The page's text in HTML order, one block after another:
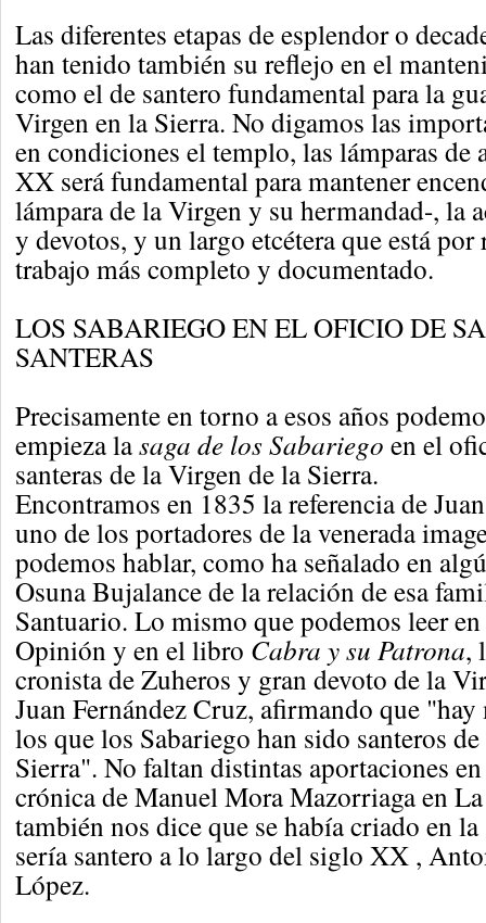
Las diferentes etapas de esplendor o
han tenido también su reflejo en el
como el de santero fundamental para la
Virgen en la Sierra. No digamos las
en condiciones el templo, las lámparas de
XX será fundamental para mantener
lámpara de la Virgen y su hermandad-, la
y devotos, y un largo etcétera que está por
trabajo más completo y documentado.
LOS SABARIEGO EN EL OFICIO DE
SANTERAS
Precisamente en torno a esos años
empieza lasaga de los Sabariego en el
santeras de la Virgen de la Sierra.
Encontramos en 1835 la referencia de
uno de los portadores de la venerada
podemos hablar, como ha señalado en
Osuna Bujalance de la relación de esa
Santuario. Lo mismo que podemos leer
Opinión y en el libro Cabra y su Patrona,
cronista de Zuheros y gran devoto de la
Juan Fernández Cruz, afirmando que "hay
los que los Sabariego han sido santeros
Sierra". No faltan distintas aportaciones
crónica de Manuel Mora Mazorriaga en
también nos dice que se había criado en
sería santero a lo largo del siglo XX ,
López.